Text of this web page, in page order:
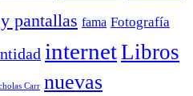
pantallas fama Fotografía
internetLibros
Carr nuevas